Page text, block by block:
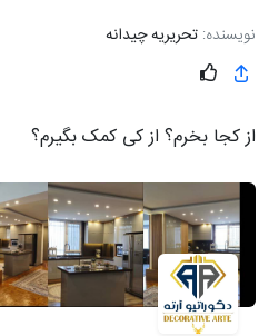
نویسنده: تحریریه چیدانه
از کجا بخرم؟ از کی کمک بگیرم؟